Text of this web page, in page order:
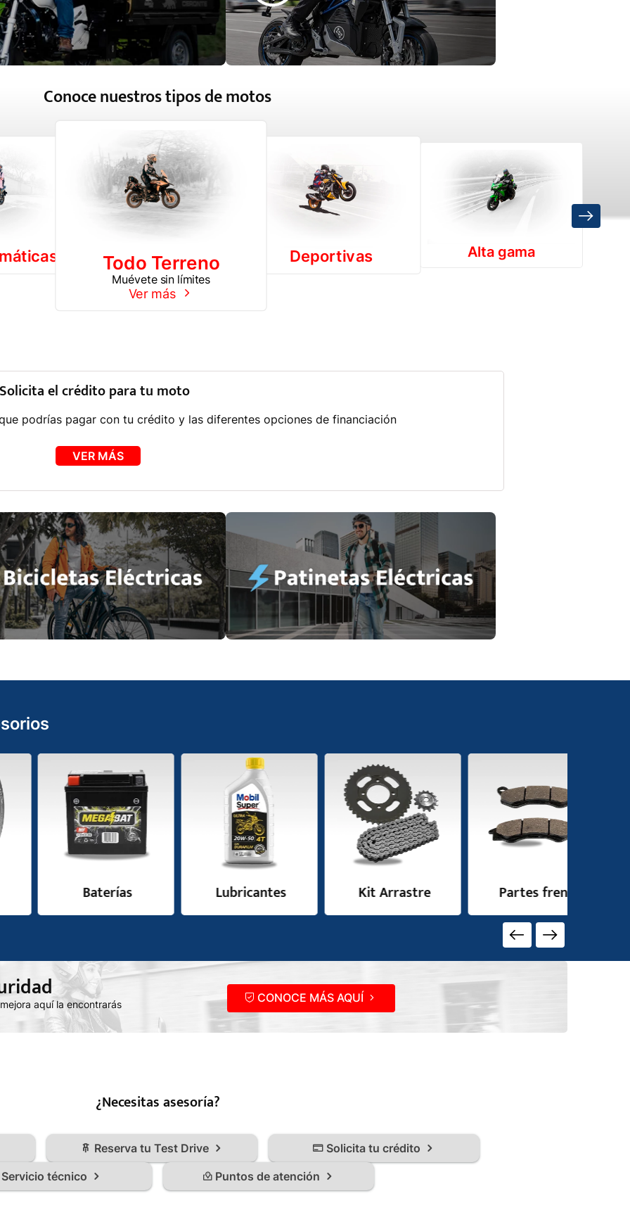
Conoce nuestros tipos de motos
Todo Terreno
Muévete sin límites
Ver más
Deportivas Alta gama
Solicita el crédito para tu moto
podrías pagar con tu crédito y las diferentes opciones de financiación
VER MÁS
Baterías Lubricantes Kit Arrastre Partes freno
aquí la encontrarás CONOCE MÁS AQUÍ
¿Necesitas asesoría?
Reserva tu Test Drive
Solicita tu crédito
Servicio técnico
Puntos de atención